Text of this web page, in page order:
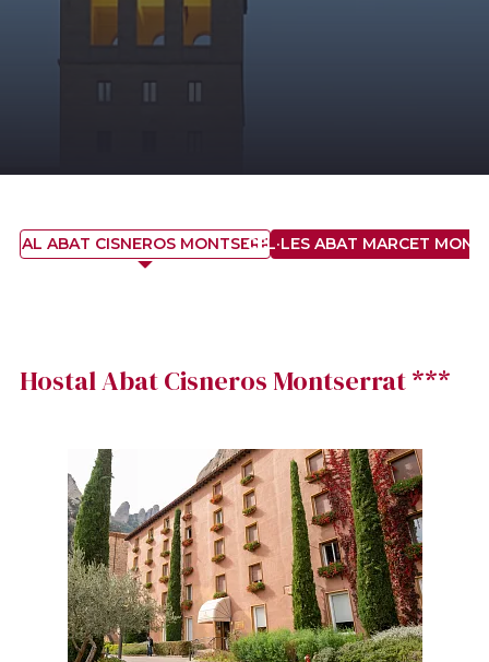
ABAT CISNEROS MONTSERRAT ***CEL·LES ABAT MARCET
Hostal Abat Cisneros Montserrat ***